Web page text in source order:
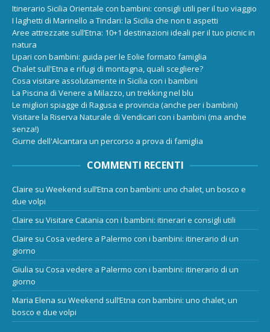
Itinerario Sicilia Orientale con bambini: consigli utili per il tuo viaggio
I laghetti di Marinello a Tindari: la Sicilia che non ti aspetti
Aree attrezzate sull’Etna: 10+1 destinazioni ideali per il tuo picnic in
natura
Lipari con bambini: guida per le Eolie formato famiglia
Chalet sull'Etna e rifugi di montagna, quali scegliere?
Cosa visitare assolutamente in Sicilia con i bambini
La Piscina di Venere a Milazzo, un trekking nel blu
Le migliori spiagge di Ragusa e provincia (anche per i bambini)
Visitare la Riserva Naturale di Vendicari con i bambini (ma anche
senza!)
Gurne dell'Alcantara un percorso a prova di famiglia
COMMENTI RECENTI
Claire su Weekend sull’Etna con bambini: uno chalet, un bosco e
due volpi
Claire su Visitare Catania con i bambini: itinerari e consigli utili
Claire su Cosa vedere a Palermo con i bambini: itinerario di un
giorno
Giulia su Cosa vedere a Palermo con i bambini: itinerario di un
giorno
Maria Elena su Weekend sull’Etna con bambini: uno chalet, un
bosco e due volpi